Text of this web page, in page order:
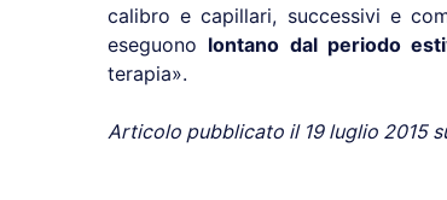
calibro e capillari, successivi e
eseguono lontano dal periodo
terapia».
Articolo pubblicato il 19 luglio 2015